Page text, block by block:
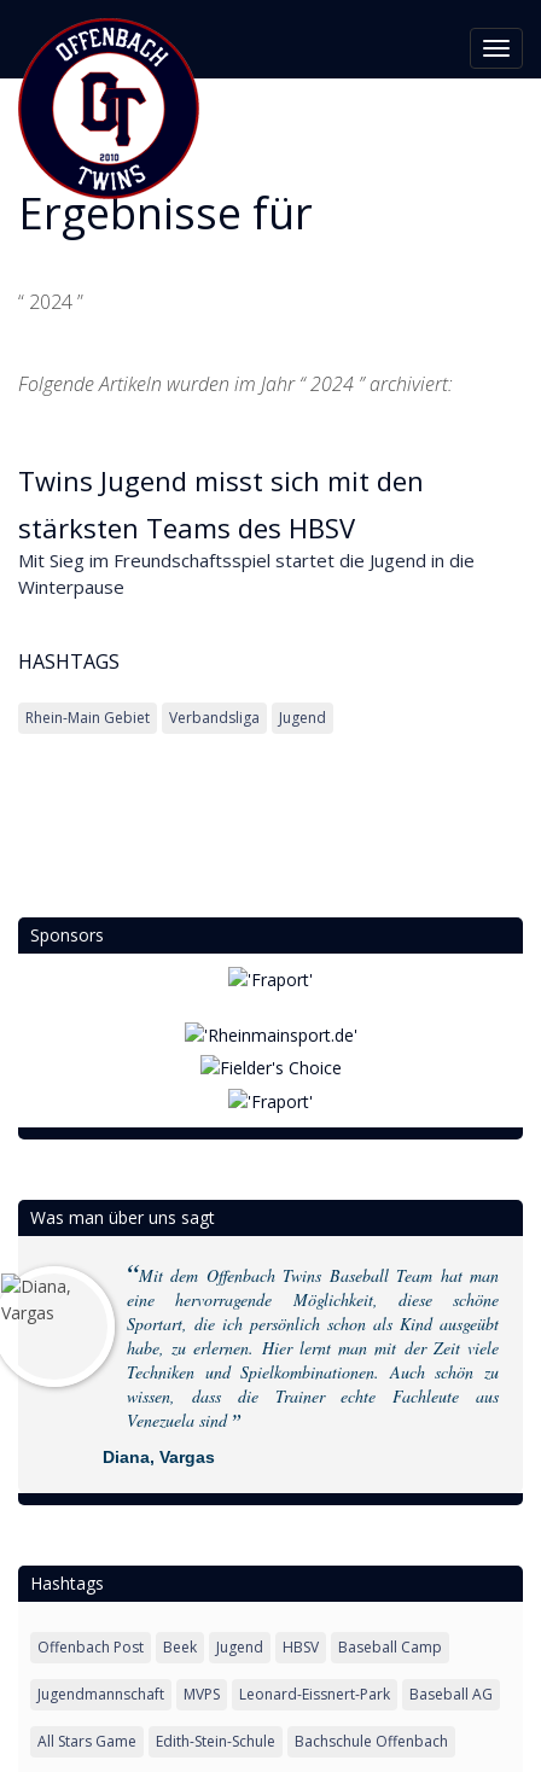
Ergebnisse für
“ 2024 ”
Folgende Artikeln wurden im Jahr “ 2024 ” archiviert:
Twins Jugend misst sich mit den
stärksten Teams des HBSV
Mit Sieg im Freundschaftsspiel startet die Jugend in die
Winterpause
HASHTAGS
Rhein-Main Gebiet Verbandsliga Jugend
Sponsors
Was man über uns sagt
Mit dem Offenbach Twins Baseball Team hat man
eine hervorragende Möglichkeit, diese schöne
Sportart, die ich persönlich schon als Kind ausgeübt
habe, zu erlernen. Hier lernt man mit der Zeit viele
Techniken und Spielkombinationen. Auch schön zu
wissen, dass die Trainer echte Fachleute aus
Venezuela sind
Diana, Vargas
Hashtags
Offenbach Post Beek Jugend HBSV Baseball Camp
Jugendmannschaft MVPS Leonard-Eissnert-Park Baseball AG
All Stars Game Edith-Stein-Schule Bachschule Offenbach